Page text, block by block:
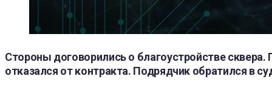
Стороны договорились о благоустройстве
отказался от контракта. Подрядчик обратился в